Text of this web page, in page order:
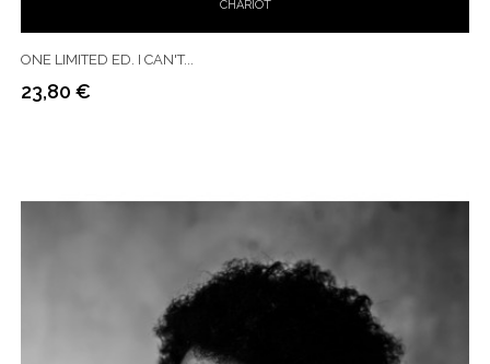
CHARIOT
ONE LIMITED ED. I CAN'T...
Prix
23,80 €